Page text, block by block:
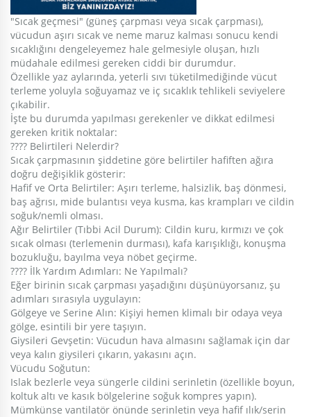
"Sıcak geçmesi" (güneş çarpması veya sıcak çarpması),
vücudun aşırı sıcak ve neme maruz kalması sonucu kendi
sıcaklığını dengeleyemez hale gelmesiyle oluşan, hızlı
müdahale edilmesi gereken ciddi bir durumdur.
​Özellikle yaz aylarında, yeterli sıvı tüketilmediğinde vücut
terleme yoluyla soğuyamaz ve iç sıcaklık tehlikeli seviyelere
çıkabilir.
​İşte bu durumda yapılması gerekenler ve dikkat edilmesi
gereken kritik noktalar:
​???? Belirtileri Nelerdir?
​Sıcak çarpmasının şiddetine göre belirtiler hafiften ağıra
doğru değişiklik gösterir:
​Hafif ve Orta Belirtiler: Aşırı terleme, halsizlik, baş dönmesi,
baş ağrısı, mide bulantısı veya kusma, kas krampları ve cildin
soğuk/nemli olması.
​Ağır Belirtiler (Tıbbi Acil Durum): Cildin kuru, kırmızı ve çok
sıcak olması (terlemenin durması), kafa karışıklığı, konuşma
bozukluğu, bayılma veya nöbet geçirme.
​???? İlk Yardım Adımları: Ne Yapılmalı?
​Eğer birinin sıcak çarpması yaşadığını düşünüyorsanız, şu
adımları sırasıyla uygulayın:
​Gölgeye ve Serine Alın: Kişiyi hemen klimalı bir odaya veya
gölge, esintili bir yere taşıyın.
​Giysileri Gevşetin: Vücudun hava almasını sağlamak için dar
veya kalın giysileri çıkarın, yakasını açın.
​Vücudu Soğutun:
​Islak bezlerle veya süngerle cildini serinletin (özellikle boyun,
koltuk altı ve kasık bölgelerine soğuk kompres yapın).
​Mümkünse vantilatör önünde serinletin veya hafif ılık/serin